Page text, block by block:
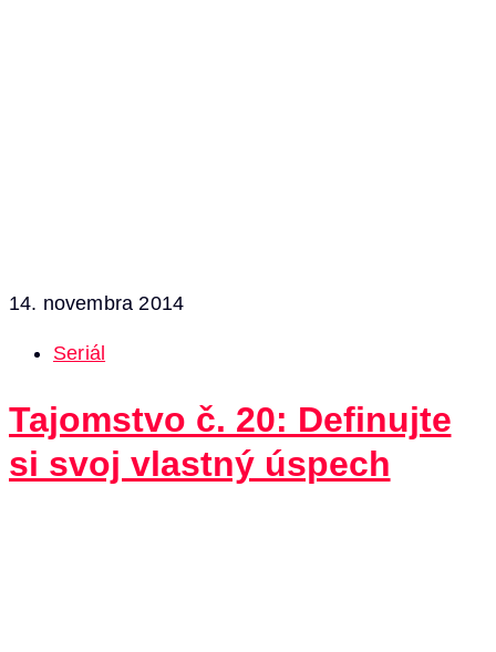
14. novembra 2014
Seriál
Tajomstvo č. 20: Definujte
si svoj vlastný úspech